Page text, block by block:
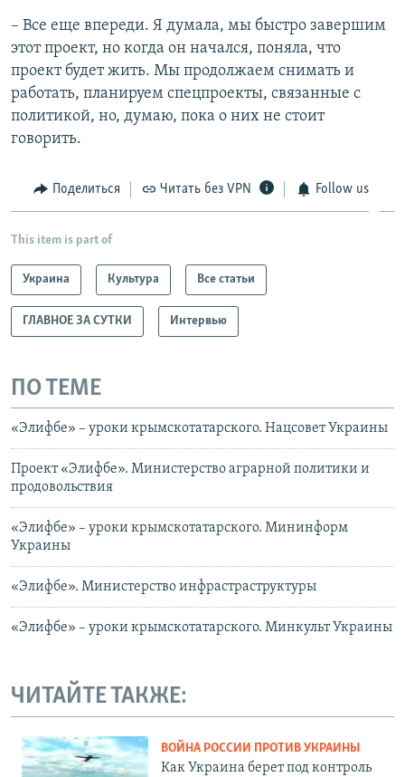
– Все еще впереди. Я думала, мы быстро завершим
этот проект, но когда он начался, поняла, что
проект будет жить. Мы продолжаем снимать и
работать, планируем спецпроекты, связанные с
политикой, но, думаю, пока о них не стоит
говорить.
Поделиться Читать без VPN Follow us
This item is part of
Украина Культура Все статьи
ГЛАВНОЕ ЗА СУТКИ Интервью
ПО ТЕМЕ
«Элифбе» – уроки крымскотатарского. Нацсовет Украины
Проект «Элифбе». Министерство аграрной политики и
продовольствия
«Элифбе» – уроки крымскотатарского. Мининформ
Украины
«Элифбе». Министерство инфрастраструктуры
«Элифбе» – уроки крымскотатарского. Минкульт Украины
ЧИТАЙТЕ ТАКЖЕ:
ВОЙНА РОССИИ ПРОТИВ УКРАИНЫ
Как Украина берет под контроль